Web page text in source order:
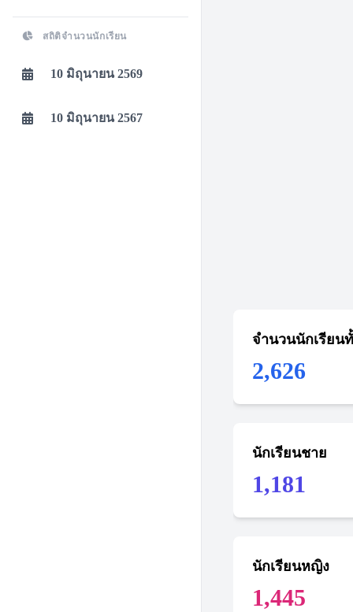
จำนวนนักเรียน
2,626
นักเรียนชาย
1,181
นักเรียนหญิง
1,445
สถิติจำนวนนักเรียน
10 มิถุนายน 2569
10 มิถุนายน 2567